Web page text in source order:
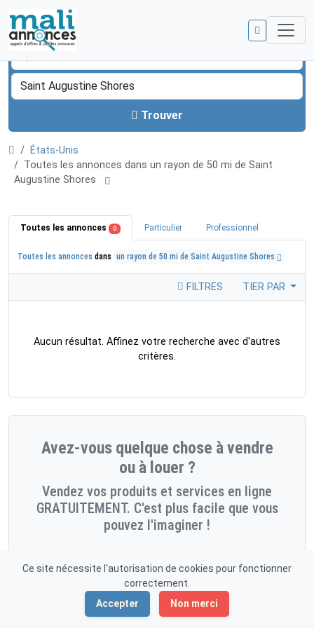
Trouver
États-Unis
Toutes les annonces dans un rayon de 50 mi de Saint
Augustine Shores
Toutes les annonces 0 Particulier Professionnel
Toutes les annonces dans un rayon de 50 mi de Saint Augustine Shores
FILTRES TIER PAR
Aucun résultat. Affinez votre recherche avec d'autres
critères.
Avez-vous quelque chose à vendre
ou à louer ?
Vendez vos produits et services en ligne
GRATUITEMENT. C'est plus facile que vous
pouvez l'imaginer !
Démarrez maintenant!
Ce site nécessite l'autorisation de cookies pour fonctionner
correctement.
Accepter
Non merci